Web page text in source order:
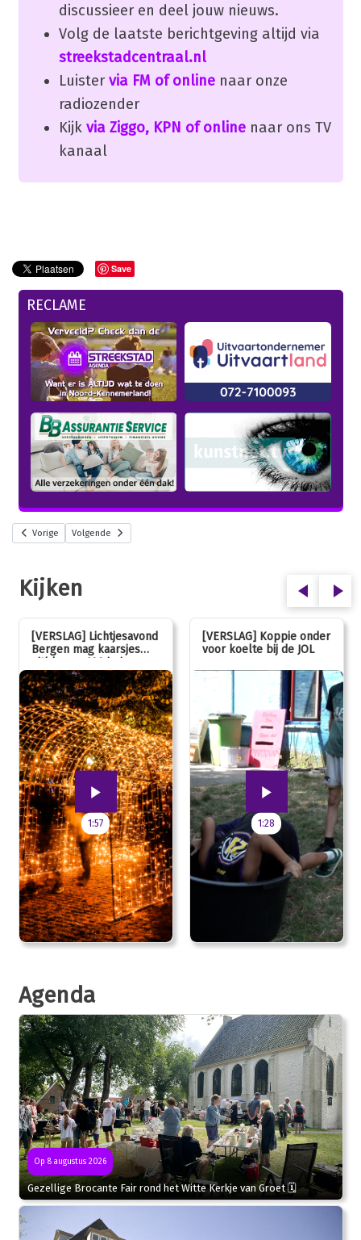
discussieer en deel jouw nieuws.
Volg de laatste berichtgeving altijd via
streekstadcentraal.nl
Luister via FM of onlinenaar onze
radiozender
Kijk via Ziggo, KPN of onlinenaar ons TV
kanaal
Save
RECLAME
Vorige Volgende
Kijken
[VERSLAG] Lichtjesavond
Bergen mag kaarsjes
uitblazen: 100 jarig
jubileum!
1:57
[VERSLAG] Koppie onder
voor koelte bij de JOL
1:28
Agenda
Op 8 augustus 2026
Gezellige Brocante Fair rond het Witte Kerkje van Groet 🗓